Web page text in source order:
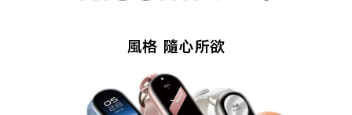
風格 隨心所欲